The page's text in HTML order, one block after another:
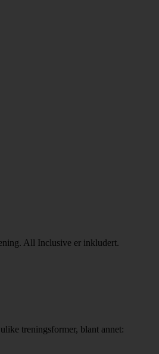
All Inclusive er inkludert.
treningsformer, blant annet: